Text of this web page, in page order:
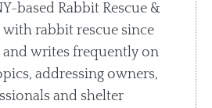
based Rabbit Rescue &
with rabbit rescue since
and writes frequently on
addressing owners,
and shelter